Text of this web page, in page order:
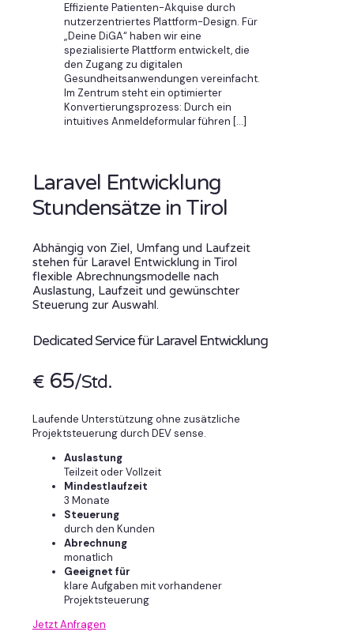
Effiziente Patienten-Akquise durch
nutzerzentriertes Plattform-Design. Für
„Deine DiGA“ haben wir eine
spezialisierte Plattform entwickelt, die
den Zugang zu digitalen
Gesundheitsanwendungen vereinfacht.
Im Zentrum steht ein optimierter
Konvertierungsprozess: Durch ein
intuitives Anmeldeformular führen […]
Laravel Entwicklung
Stundensätze in Tirol
Abhängig von Ziel, Umfang und Laufzeit
stehen für Laravel Entwicklung in Tirol
flexible Abrechnungsmodelle nach
Auslastung, Laufzeit und gewünschter
Steuerung zur Auswahl.
Dedicated Service für Laravel Entwicklung
€ 65/Std.
Laufende Unterstützung ohne zusätzliche
Projektsteuerung durch DEV sense.
Auslastung
Teilzeit oder Vollzeit
Mindestlaufzeit
3 Monate
Steuerung
durch den Kunden
Abrechnung
monatlich
Geeignet für
klare Aufgaben mit vorhandener
Projektsteuerung
Jetzt Anfragen